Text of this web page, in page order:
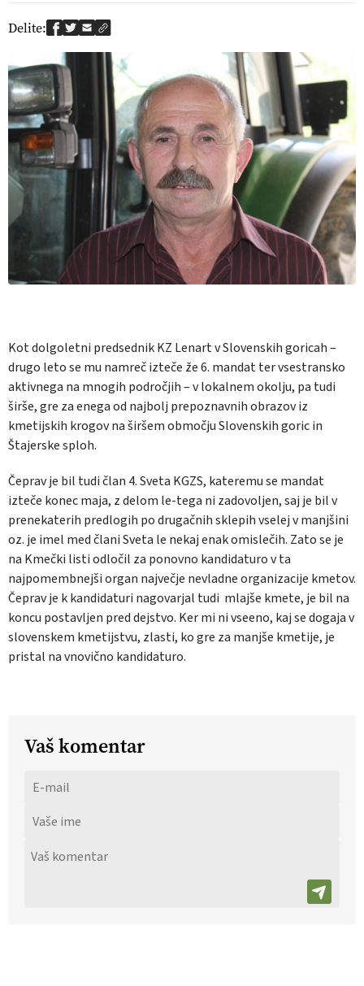
Delite:
Kot dolgoletni predsednik KZ Lenart v Slovenskih goricah –
drugo leto se mu namreč izteče že 6. mandat ter vsestransko
aktivnega na mnogih področjih – v lokalnem okolju, pa tudi
širše, gre za enega od najbolj prepoznavnih obrazov iz
kmetijskih krogov na širšem območju Slovenskih goric in
Štajerske sploh.
Čeprav je bil tudi član 4. Sveta KGZS, kateremu se mandat
izteče konec maja, z delom le-tega ni zadovoljen, saj je bil v
prenekaterih predlogih po drugačnih sklepih vselej v manjšini
oz. je imel med člani Sveta le nekaj enak omislečih. Zato se je
na Kmečki listi odločil za ponovno kandidaturo v ta
najpomembnejši organ največje nevladne organizacije kmetov.
Čeprav je k kandidaturi nagovarjal tudi mlajše kmete, je bil na
koncu postavljen pred dejstvo. Ker mi ni vseeno, kaj se dogaja v
slovenskem kmetijstvu, zlasti, ko gre za manjše kmetije, je
pristal na vnovično kandidaturo.
Vaš komentar